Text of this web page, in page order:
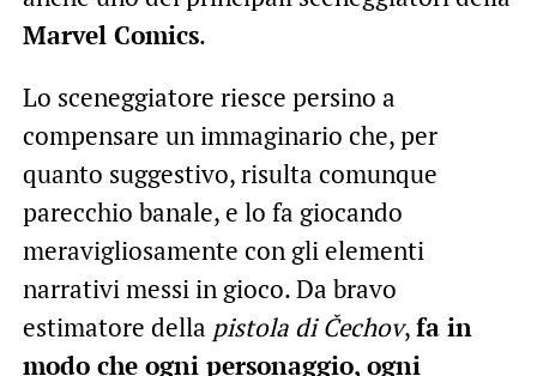
Marvel Comics.
Lo sceneggiatore riesce persino a
compensare un immaginario che, per
quanto suggestivo, risulta comunque
parecchio banale, e lo fa giocando
meravigliosamente con gli elementi
narrativi messi in gioco. Da bravo
estimatore della pistola di Čechov,fa in
modo che ogni personaggio, ogni